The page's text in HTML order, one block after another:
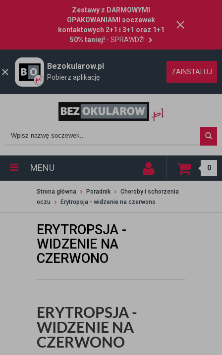
Zestawy z DARMOWYMI
OPAKOWANIAMI soczewek
kontaktowych 2+1 i 3+1 oraz 1+1
50% taniej! - SPRAWDŹ!
Bezokularow.pl
Pobierz aplikację
ZAINSTALUJ
MENU 0
Strona główna Poradnik
Choroby i schorzenia
oczu
Erytropsja - widzenie na czerwono
ERYTROPSJA -
WIDZENIE NA
CZERWONO
ERYTROPSJA -
WIDZENIE NA
CZERWONO